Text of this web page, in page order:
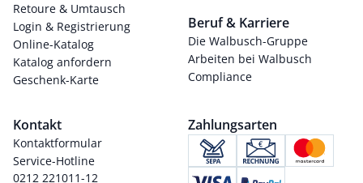
Retoure & Umtausch
Login & Registrierung
Online-Katalog
Katalog anfordern
Geschenk-Karte
Beruf & Karriere
Die Walbusch-Gruppe
Arbeiten bei Walbusch
Compliance
Kontakt
Kontaktformular
Service-Hotline
0212 221011-12
Zahlungsarten